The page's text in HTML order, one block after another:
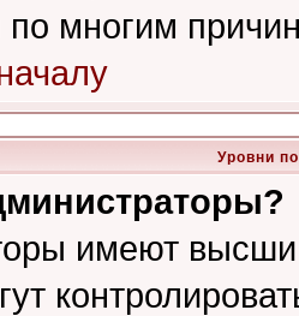
по многим
Уровни
имеют